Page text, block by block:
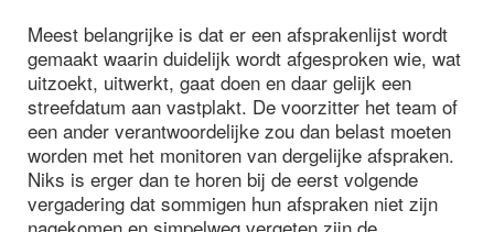
Meest belangrijke is dat er een afsprakenlijst wordt
gemaakt waarin duidelijk wordt afgesproken wie, wat
uitzoekt, uitwerkt, gaat doen en daar gelijk een
streefdatum aan vastplakt. De voorzitter het team of
een ander verantwoordelijke zou dan belast moeten
worden met het monitoren van dergelijke afspraken.
Niks is erger dan te horen bij de eerst volgende
vergadering dat sommigen hun afspraken niet zijn